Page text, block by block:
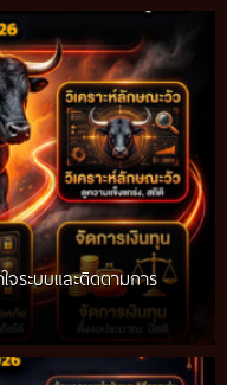
จระบบและติดตามการ